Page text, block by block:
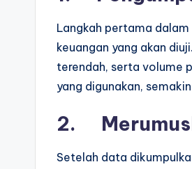
Langkah pertama
keuangan yang akan
terendah, serta volume
yang digunakan,
2.
Setelah data